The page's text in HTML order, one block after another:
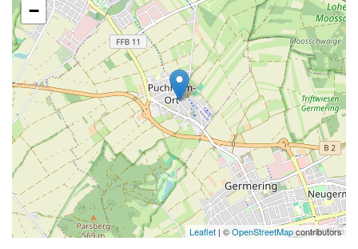
−
Leaflet | ©OpenStreetMapcontributors